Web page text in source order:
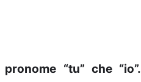
“tu” che “io”.